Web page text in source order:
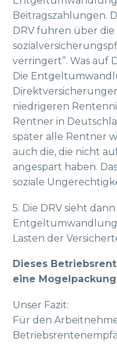
Beitragszahlungen.
DRV führen über die
verringert”. Was auf
Die
niedrigeren
Rentner in
später alle Rentner
auch die, die nicht
angespart haben.
soziale
5. Die DRV sieht
Lasten der
Dieses
eine Mogelpackung
Unser Fazit:
Für den